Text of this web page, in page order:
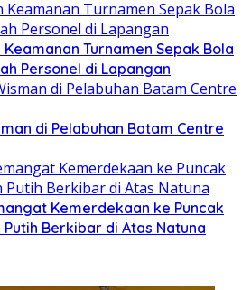
Turnamen Sepak Bola
Personel di Lapangan
di Pelabuhan Batam Centre
Kemerdekaan ke Puncak
Putih Berkibar di Atas Natuna